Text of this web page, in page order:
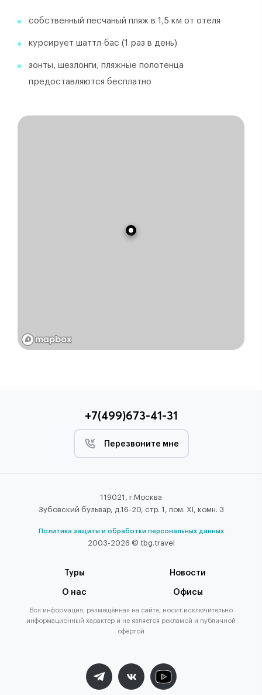
собственный песчаный пляж в 1,5 км от отеля
курсирует шаттл-бас (1 раз в день)
зонты, шезлонги, пляжные полотенца
предоставляются бесплатно
+7(499)673-41-31
Перезвоните мне
119021, г.Москва
Зубовский бульвар, д.16-20, стр. 1, пом. XI, комн. 3
Политика защиты и обработки персональных данных
2003-2026 © tbg.travel
Туры Новости
О нас Офисы
Вся информация, размещённая на сайте, носит исключительно
информационный характер и не является рекламой и публичной
офертой